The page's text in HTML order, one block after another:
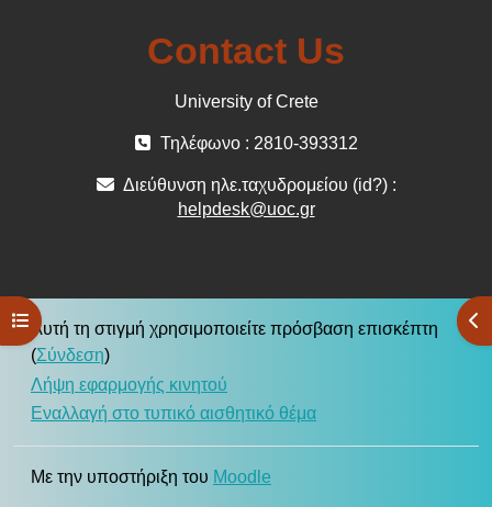
Άνοιγμα ευρετηρίου μαθήματος
Contact Us
University of Crete
Τηλέφωνο : 2810-393312
Διεύθυνση ηλε.ταχυδρομείου (id?) :
helpdesk@uoc.gr
Αυτή τη στιγμή χρησιμοποιείτε πρόσβαση επισκέπτη
(Σύνδεση)
Λήψη εφαρμογής κινητού
Εναλλαγή στο τυπικό αισθητικό θέμα
Με την υποστήριξη του Moodle